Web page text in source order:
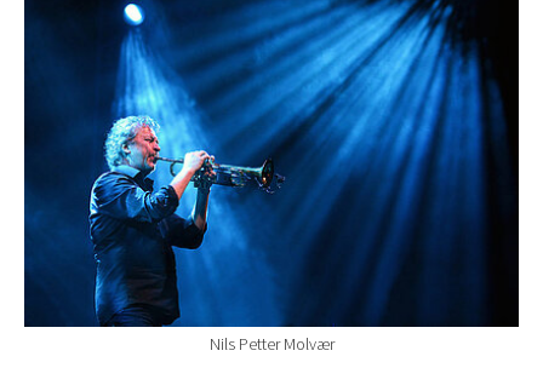
Nils Petter Molvær